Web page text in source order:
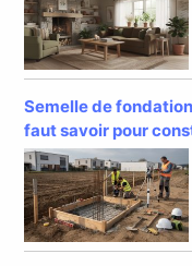
Semelle de
faut savoir pour